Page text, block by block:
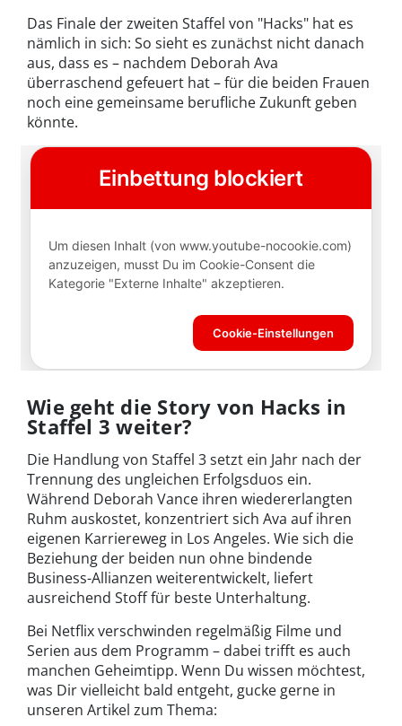
Das Finale der zweiten Staffel von "Hacks" hat es
nämlich in sich: So sieht es zunächst nicht danach
aus, dass es – nachdem Deborah Ava
überraschend gefeuert hat – für die beiden Frauen
noch eine gemeinsame berufliche Zukunft geben
könnte.
Wie geht die Story von Hacks in
Staffel 3 weiter?
Die Handlung von Staffel 3 setzt ein Jahr nach der
Trennung des ungleichen Erfolgsduos ein.
Während Deborah Vance ihren wiedererlangten
Ruhm auskostet, konzentriert sich Ava auf ihren
eigenen Karriereweg in Los Angeles. Wie sich die
Beziehung der beiden nun ohne bindende
Business-Allianzen weiterentwickelt, liefert
ausreichend Stoff für beste Unterhaltung.
Bei Netflix verschwinden regelmäßig Filme und
Serien aus dem Programm – dabei trifft es auch
manchen Geheimtipp. Wenn Du wissen möchtest,
was Dir vielleicht bald entgeht, gucke gerne in
unseren Artikel zum Thema: